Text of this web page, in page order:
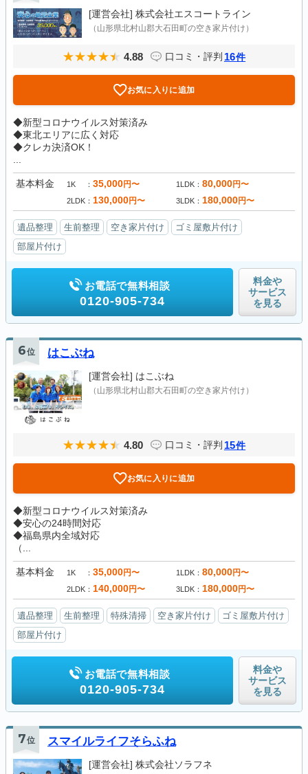
[運営会社] 株式会社エスコートライン
（山形県北村山郡大石田町の空き家片付け）
4.88 口コミ・評判 16件
お気に入りに追加
◆新型コロナウイルス対策済み
◆東北エリアに広く対応
◆クレカ決済OK！
基本料金 1K 35,000円〜 1LDK 80,000円〜
2LDK 130,000円〜 3LDK 180,000円〜
遺品整理 生前整理 空き家片付け
ゴミ屋敷片付け
部屋片付け
お電話で無料相談
0120-905-734
料金や
サービス
を見る
6位 はこぶね
[運営会社] はこぶね
（山形県北村山郡大石田町の空き家片付け）
4.80 口コミ・評判 15件
お気に入りに追加
◆新型コロナウイルス対策済み
◆安心の24時間対応
◆福島県内全域対応
（...
基本料金 1K 35,000円〜 1LDK 80,000円〜
2LDK 140,000円〜 3LDK 180,000円〜
遺品整理 生前整理 特殊清掃 空き家片付け
ゴミ屋敷片付け
部屋片付け
お電話で無料相談
0120-905-734
料金や
サービス
を見る
7位 スマイルライフそらふね
[運営会社] 株式会社ソラフネ